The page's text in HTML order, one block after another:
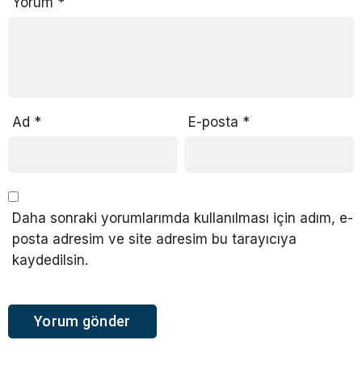
Ad * E-posta *
Daha sonraki yorumlarımda kullanılması için adım, e-
posta adresim ve site adresim bu tarayıcıya
kaydedilsin.